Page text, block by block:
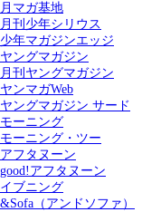
月マガ基地
月刊少年シリウス
少年マガジンエッジ
ヤングマガジン
月刊ヤングマガジン
ヤンマガWeb
ヤングマガジン サード
モーニング
モーニング・ツー
アフタヌーン
good!アフタヌーン
イブニング
&Sofa（アンドソファ）